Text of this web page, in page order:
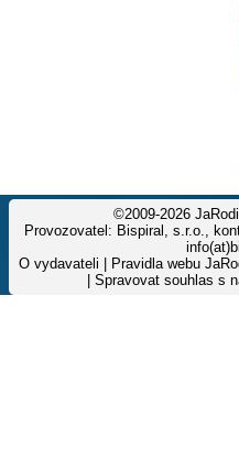
©2009-2026
Provozovatel: Bispiral, s.r.o.,
O vydavateli
Pravidla webu
Spravovat souhlas s